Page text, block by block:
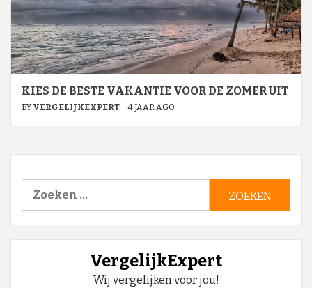
KIES DE BESTE VAKANTIE VOOR DE ZOMER UIT
BY VERGELIJKEXPERT 4 JAAR AGO
Zoeken
VergelijkExpert
Wij vergelijken voor jou!